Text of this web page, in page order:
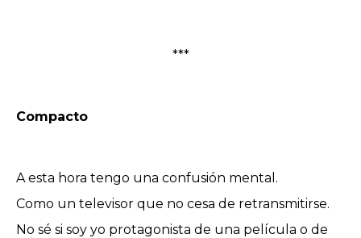
***
Compacto
A esta hora tengo una confusión mental.
Como un televisor que no cesa de retransmitirse.
No sé si soy yo protagonista de una película o de